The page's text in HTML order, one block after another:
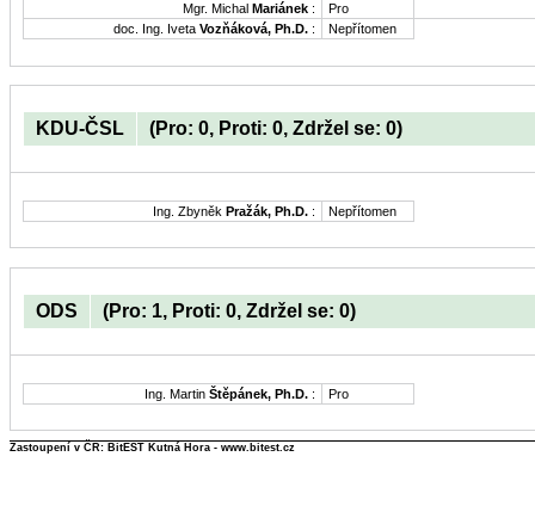
Mgr. Michal Mariánek :
Pro
doc. Ing. Iveta Vozňáková, Ph.D. : Nepřítomen
KDU-ČSL (Pro: 0, Proti: 0, Zdržel se: 0)
Ing. Zbyněk Pražák, Ph.D. : Nepřítomen
ODS (Pro: 1, Proti: 0, Zdržel se: 0)
Ing. Martin Štěpánek, Ph.D. : Pro
Zastoupení v ČR: BitEST Kutná Hora - www.bitest.cz